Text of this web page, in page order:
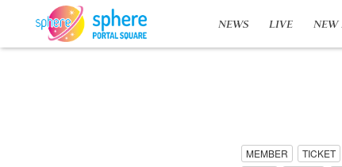
NEWS LIVE NEW
MEMBER TICKET